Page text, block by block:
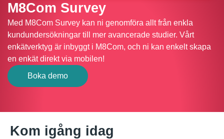
M8Com Survey
Med M8Com Survey kan ni genomföra allt från enkla
kundundersökningar till mer avancerade studier. Vårt
enkätverktyg är inbyggt i M8Com, och ni kan enkelt skapa
en enkät direkt via mobilen!
Boka demo
Kom igång idag